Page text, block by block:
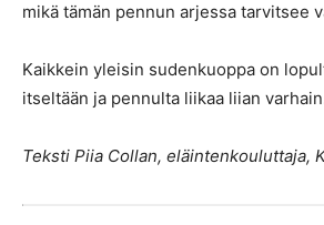
mikä tämän pennun arjessa tarvitsee
Kaikkein yleisin sudenkuoppa on
itseltään ja pennulta liikaa liian
Teksti Piia Collan, eläintenkouluttaja,